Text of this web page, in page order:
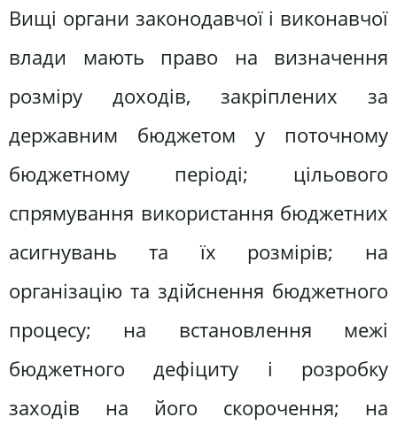
Вищі органи законодавчої і виконавчої
влади мають право на визначення
розміру доходів, закріплених за
державним бюджетом у поточному
бюджетному періоді; цільового
спрямування використання бюджетних
асигнувань та їх розмірів; на
організацію та здійснення бюджетного
процесу; на встановлення межі
бюджетного дефіциту і розробку
заходів на його скорочення; на